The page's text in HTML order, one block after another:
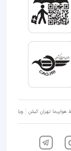
هواپیما تهران کیش ویلا شمال